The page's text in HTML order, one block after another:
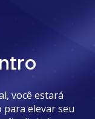
você estará
elevar seu